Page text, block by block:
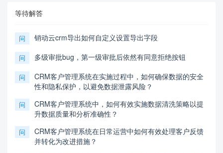
等待解答
问 销动云crm导出如何自定义设置导出字段
问 多级审批bug，第一级审批后依然有同意拒绝按钮
问
CRM客户管理系统在实施过程中，如何确保数据的安全
性和隐私保护，以避免数据泄露风险？
问
CRM客户管理系统中，如何有效实施数据清洗策略以提
升数据质量和分析准确性？
问
CRM客户管理系统在日常运营中如何有效处理客户反馈
并转化为改进措施？